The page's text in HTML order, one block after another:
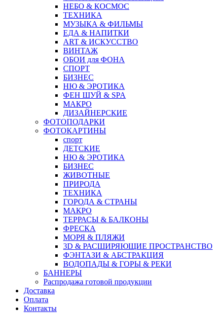
НЕБО & КОСМОС
ТЕХНИКА
МУЗЫКА & ФИЛЬМЫ
ЕДА & НАПИТКИ
ART & ИСКУССТВО
ВИНТАЖ
ОБОИ для ФОНА
СПОРТ
БИЗНЕС
НЮ & ЭРОТИКА
ФЕН ШУЙ & SPA
МАКРО
ДИЗАЙНЕРСКИЕ
ФОТОПОДАРКИ
ФОТОКАРТИНЫ
спорт
ДЕТСКИЕ
НЮ & ЭРОТИКА
БИЗНЕС
ЖИВОТНЫЕ
ПРИРОДА
ТЕХНИКА
ГОРОДА & СТРАНЫ
МАКРО
ТЕРРАСЫ & БАЛКОНЫ
ФРЕСКА
МОРЯ & ПЛЯЖИ
3D & РАСШИРЯЮЩИЕ ПРОСТРАНСТВО
ФЭНТАЗИ & АБСТРАКЦИЯ
ВОДОПАДЫ & ГОРЫ & РЕКИ
БАННЕРЫ
Распродажа готовой продукции
Доставка
Оплата
Контакты